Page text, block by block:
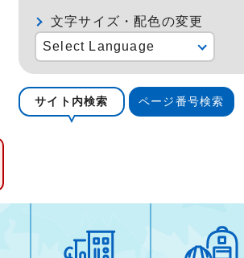
文字サイズ・配色の変更
Select Language
サイト内検索 ページ番号検索